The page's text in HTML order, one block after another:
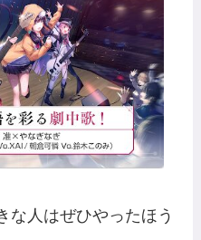
な人はぜひやったほう